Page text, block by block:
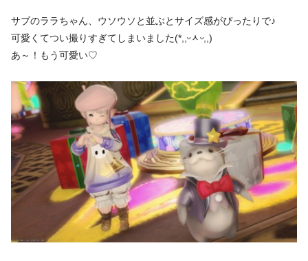
サブのララちゃん、ウソウソと並ぶとサイズ感がぴったりで♪
可愛くてつい撮りすぎてしまいました(*,,ᵕᆺᵕ,,)
あ～！もう可愛い♡